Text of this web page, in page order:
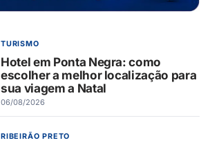
TURISMO
Hotel em Ponta Negra: como
escolher a melhor localização para
sua viagem a Natal
06/08/2026
RIBEIRÃO PRETO